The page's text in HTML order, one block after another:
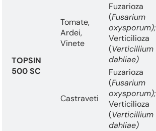
TOPSIN
500 SC
Tomate,
Ardei,
Vinete
Fuzarioza
(Fusarium
oxysporum);
Verticilioza
(Verticillium
dahliae)
Castraveti
Fuzarioza
(Fusarium
oxysporum);
Verticilioza
(Verticillium
dahliae)